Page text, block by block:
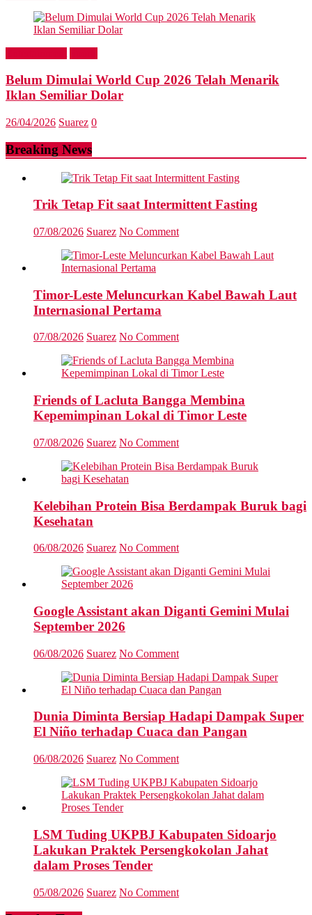
Belum Dimulai World Cup 2026 Telah Menarik
Iklan Semiliar Dolar
26/04/2026 Suarez 0
Breaking News
Trik Tetap Fit saat Intermittent Fasting
07/08/2026 Suarez No Comment
Timor-Leste Meluncurkan Kabel Bawah Laut
Internasional Pertama
07/08/2026 Suarez No Comment
Friends of Lacluta Bangga Membina
Kepemimpinan Lokal di Timor Leste
07/08/2026 Suarez No Comment
Kelebihan Protein Bisa Berdampak Buruk bagi
Kesehatan
06/08/2026 Suarez No Comment
Google Assistant akan Diganti Gemini Mulai
September 2026
06/08/2026 Suarez No Comment
Dunia Diminta Bersiap Hadapi Dampak Super
El Niño terhadap Cuaca dan Pangan
06/08/2026 Suarez No Comment
LSM Tuding UKPBJ Kabupaten Sidoarjo
Lakukan Praktek Persengkokolan Jahat
dalam Proses Tender
05/08/2026 Suarez No Comment